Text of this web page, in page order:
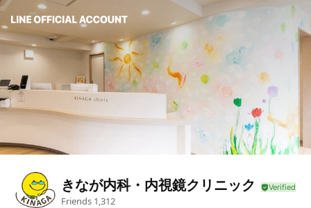
きなが内科・内視鏡クリニック
Friends 1,312